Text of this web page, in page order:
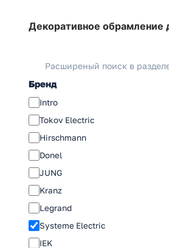
Декоративное обрамление
Расширеный поиск в
Бренд
Intro
Tokov Electric
Hirschmann
Donel
JUNG
Kranz
Legrand
Systeme Electric
IEK